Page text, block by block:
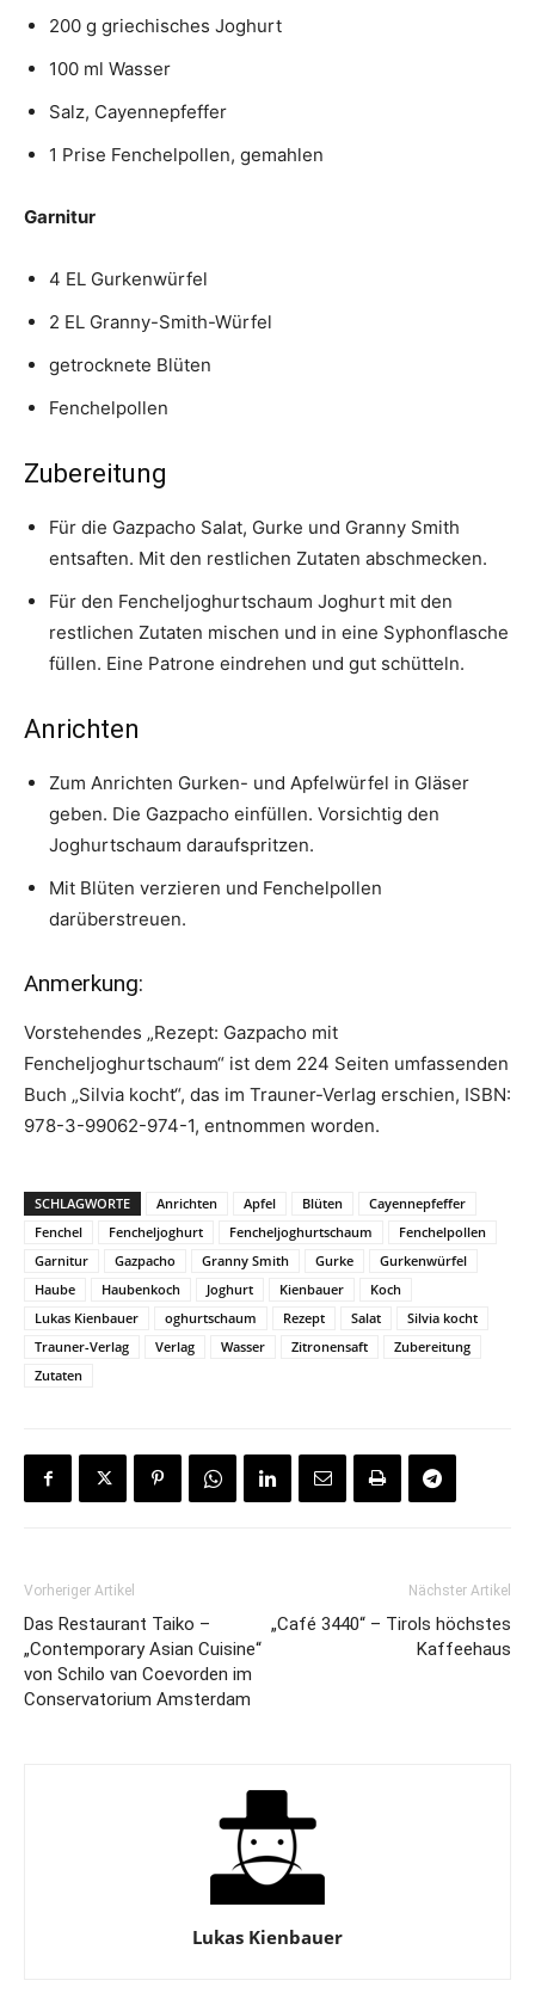
200 g griechisches Joghurt
100 ml Wasser
Salz, Cayennepfeffer
1 Prise Fenchelpollen, gemahlen
Garnitur
4 EL Gurkenwürfel
2 EL Granny-Smith-Würfel
getrocknete Blüten
Fenchelpollen
Zubereitung
Für die Gazpacho Salat, Gurke und Granny Smith
entsaften. Mit den restlichen Zutaten abschmecken.
Für den Fencheljoghurtschaum Joghurt mit den
restlichen Zutaten mischen und in eine Syphonflasche
füllen. Eine Patrone eindrehen und gut schütteln.
Anrichten
Zum Anrichten Gurken- und Apfelwürfel in Gläser
geben. Die Gazpacho einfüllen. Vorsichtig den
Joghurtschaum daraufspritzen.
Mit Blüten verzieren und Fenchelpollen
darüberstreuen.
Anmerkung:
Vorstehendes „Rezept: Gazpacho mit
Fencheljoghurtschaum“ ist dem 224 Seiten umfassenden
Buch „Silvia kocht“, das im Trauner-Verlag erschien, ISBN:
978-3-99062-974-1, entnommen worden.
SCHLAGWORTE Anrichten Apfel Blüten
Cayennepfeffer
Fenchel
Fencheljoghurt Fencheljoghurtschaum
Fenchelpollen
Garnitur
Gazpacho Granny Smith Gurke
Gurkenwürfel
Haube
Haubenkoch Joghurt Kienbauer
Koch
Lukas Kienbauer
oghurtschaum Rezept Salat
Silvia kocht
Trauner-Verlag
Verlag Wasser Zitronensaft
Zubereitung
Zutaten
Vorheriger Artikel
Das Restaurant Taiko –
„Contemporary Asian Cuisine“
von Schilo van Coevorden im
Conservatorium Amsterdam
Nächster Artikel
„Café 3440“ – Tirols höchstes
Kaffeehaus
Lukas Kienbauer